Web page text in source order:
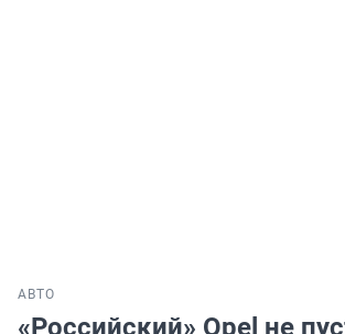
АВТО
«Российский» Opel не